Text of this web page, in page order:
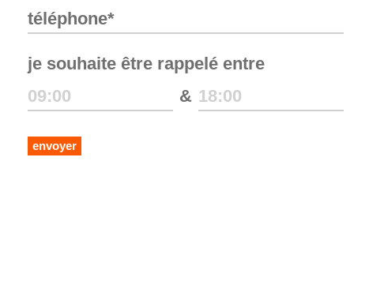
je souhaite être rappelé entre
&
envoyer